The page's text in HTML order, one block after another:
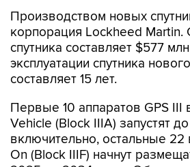
Производством новых
корпорация Lockheed Martin.
спутника составляет $577
эксплуатации спутника
составляет 15 лет.
Первые 10 аппаратов GPS III
Vehicle (Block IIIA) запустят
включительно, остальные 22
On (Block IIIF) начнут